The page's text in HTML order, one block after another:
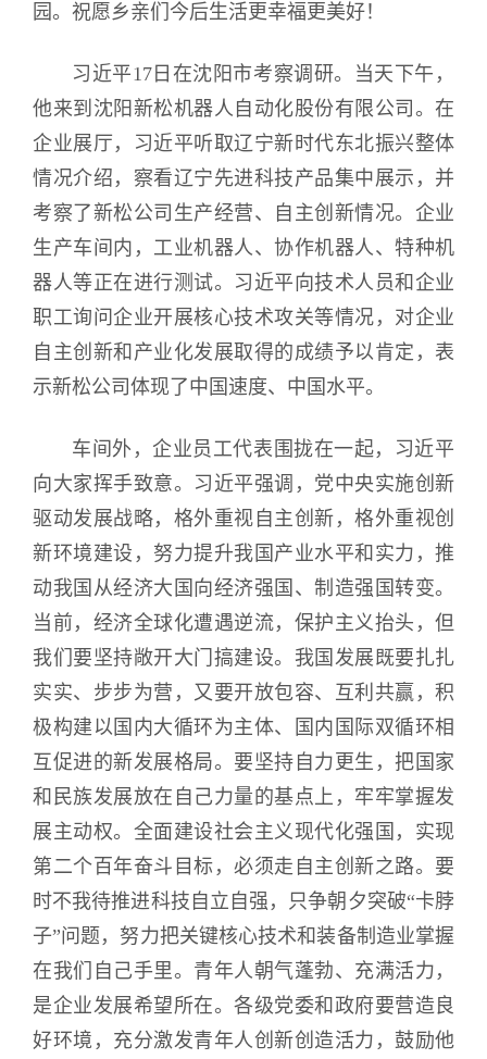
园。祝愿乡亲们今后生活更幸福更美好！
习近平17日在沈阳市考察调研。当天下午，
他来到沈阳新松机器人自动化股份有限公司。在
企业展厅，习近平听取辽宁新时代东北振兴整体
情况介绍，察看辽宁先进科技产品集中展示，并
考察了新松公司生产经营、自主创新情况。企业
生产车间内，工业机器人、协作机器人、特种机
器人等正在进行测试。习近平向技术人员和企业
职工询问企业开展核心技术攻关等情况，对企业
自主创新和产业化发展取得的成绩予以肯定，表
示新松公司体现了中国速度、中国水平。
车间外，企业员工代表围拢在一起，习近平
向大家挥手致意。习近平强调，党中央实施创新
驱动发展战略，格外重视自主创新，格外重视创
新环境建设，努力提升我国产业水平和实力，推
动我国从经济大国向经济强国、制造强国转变。
当前，经济全球化遭遇逆流，保护主义抬头，但
我们要坚持敞开大门搞建设。我国发展既要扎扎
实实、步步为营，又要开放包容、互利共赢，积
极构建以国内大循环为主体、国内国际双循环相
互促进的新发展格局。要坚持自力更生，把国家
和民族发展放在自己力量的基点上，牢牢掌握发
展主动权。全面建设社会主义现代化强国，实现
第二个百年奋斗目标，必须走自主创新之路。要
时不我待推进科技自立自强，只争朝夕突破“卡脖
子”问题，努力把关键核心技术和装备制造业掌握
在我们自己手里。青年人朝气蓬勃、充满活力，
是企业发展希望所在。各级党委和政府要营造良
好环境，充分激发青年人创新创造活力，鼓励他